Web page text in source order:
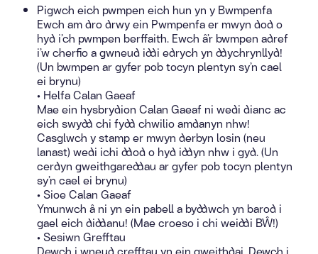
Pigwch eich pwmpen eich hun yn y Bwmpenfa
Ewch am dro drwy ein Pwmpenfa er mwyn dod o
hyd i’ch pwmpen berffaith. Ewch â’r bwmpen adref
i’w cherfio a gwneud iddi edrych yn ddychrynllyd!
(Un bwmpen ar gyfer pob tocyn plentyn sy’n cael
ei brynu)
• Helfa Calan Gaeaf
Mae ein hysbrydion Calan Gaeaf ni wedi dianc ac
eich swydd chi fydd chwilio amdanyn nhw!
Casglwch y stamp er mwyn derbyn losin (neu
lanast) wedi ichi ddod o hyd iddyn nhw i gyd. (Un
cerdyn gweithgareddau ar gyfer pob tocyn plentyn
sy’n cael ei brynu)
• Sioe Calan Gaeaf
Ymunwch â ni yn ein pabell a byddwch yn barod i
gael eich diddanu! (Mae croeso i chi weiddi BŴ!)
• Sesiwn Grefftau